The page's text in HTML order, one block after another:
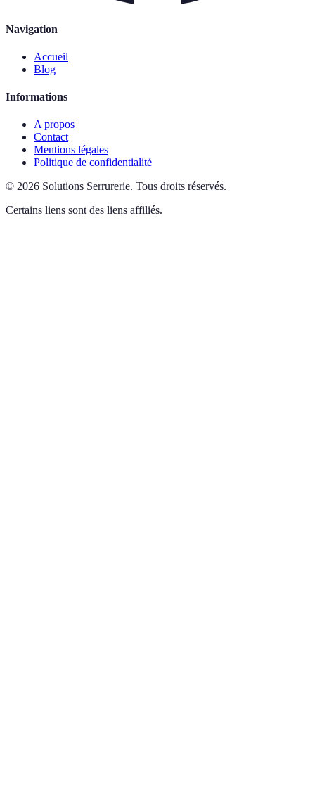
Navigation
Accueil
Blog
Informations
A propos
Contact
Mentions légales
Politique de confidentialité
© 2026 Solutions Serrurerie. Tous droits réservés.
Certains liens sont des liens affiliés.